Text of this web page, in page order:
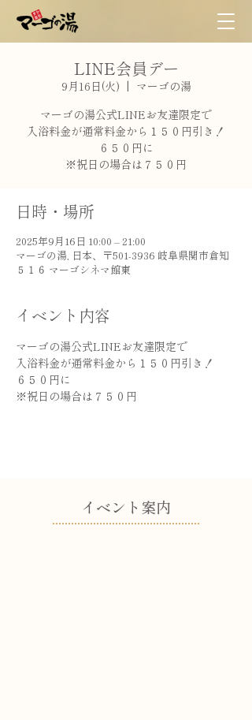
LINE会員デー
9月16日(火)
  |
マーゴの湯
マーゴの湯公式LINEお友達限定で
入浴料金が通常料金から１５０円引き！
６５０円に
※祝日の場合は７５０円
日時・場所
2025年9月16日 10:00 – 21:00
マーゴの湯, 日本、〒501-3936 岐阜県関市倉知
５１６ マーゴシネマ館東
イベント内容
マーゴの湯公式LINEお友達限定で
入浴料金が通常料金から１５０円引き！
６５０円に
※祝日の場合は７５０円
​イベント案内